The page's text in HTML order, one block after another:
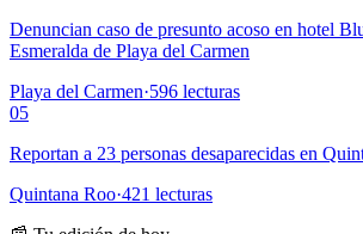
Denuncian caso de presunto acoso en hotel
Esmeralda de Playa del Carmen
Playa del Carmen·596 lecturas
05
Reportan a 23 personas desaparecidas en
Quintana Roo·421 lecturas